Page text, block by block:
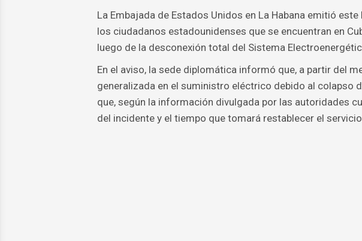
La Embajada de Estados Unidos en La Habana emitió
los ciudadanos estadounidenses que se encuentran en
luego de la desconexión total del Sistema
En el aviso, la sede diplomática informó que, a partir del
generalizada en el suministro eléctrico debido al colapso
que, según la información divulgada por las autoridades
del incidente y el tiempo que tomará restablecer el